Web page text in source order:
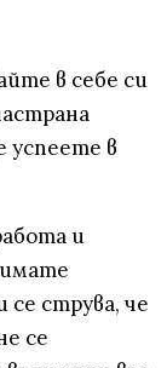
в себе си
успеете в
и
имате
се струва, че
се